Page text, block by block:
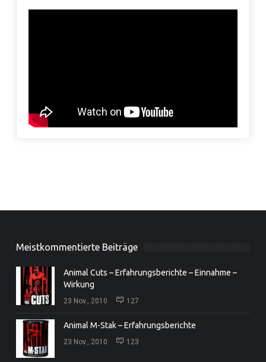
Meistkommentierte Beiträge
Animal Cuts – Erfahrungsberichte – Einnahme –
Wirkung
23 Nov., 2010 127
Animal M-Stak – Erfahrungsberichte
23 Nov., 2010 123